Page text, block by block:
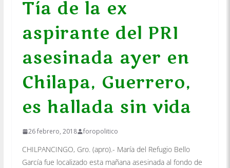
Tía de la ex
aspirante del PRI
asesinada ayer en
Chilapa, Guerrero,
es hallada sin vida
26 febrero, 2018 foropolitico
CHILPANCINGO, Gro. (apro).- María del Refugio Bello
García fue localizado esta mañana asesinada al fondo de